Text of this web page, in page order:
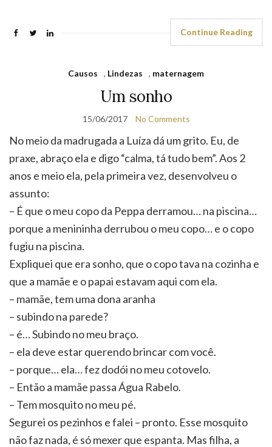
Continue Reading
Causos , Lindezas , maternagem
Um sonho
15/06/2017 No Comments
No meio da madrugada a Luíza dá um grito. Eu, de
praxe, abraço ela e digo “calma, tá tudo bem”. Aos 2
anos e meio ela, pela primeira vez, desenvolveu o
assunto:
– É que o meu copo da Peppa derramou… na piscina…
porque a menininha derrubou o meu copo… e o copo
fugiu na piscina.
Expliquei que era sonho, que o copo tava na cozinha e
que a mamãe e o papai estavam aqui com ela.
– mamãe, tem uma dona aranha
– subindo na parede?
– é… Subindo no meu braço.
– ela deve estar querendo brincar com você.
– porque… ela… fez dodói no meu cotovelo.
– Então a mamãe passa Água Rabelo.
– Tem mosquito no meu pé.
Segurei os pezinhos e falei – pronto. Esse mosquito
não faz nada, é só mexer que espanta. Mas filha, a